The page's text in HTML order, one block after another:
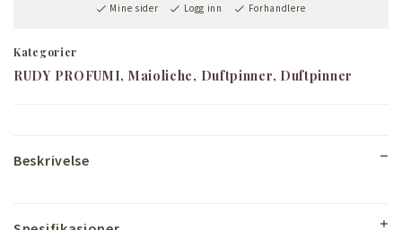
Mine sider Logg inn Forhandlere
Kategorier
RUDY PROFUMI Maioliche Duftpinner Duftpinner
Beskrivelse